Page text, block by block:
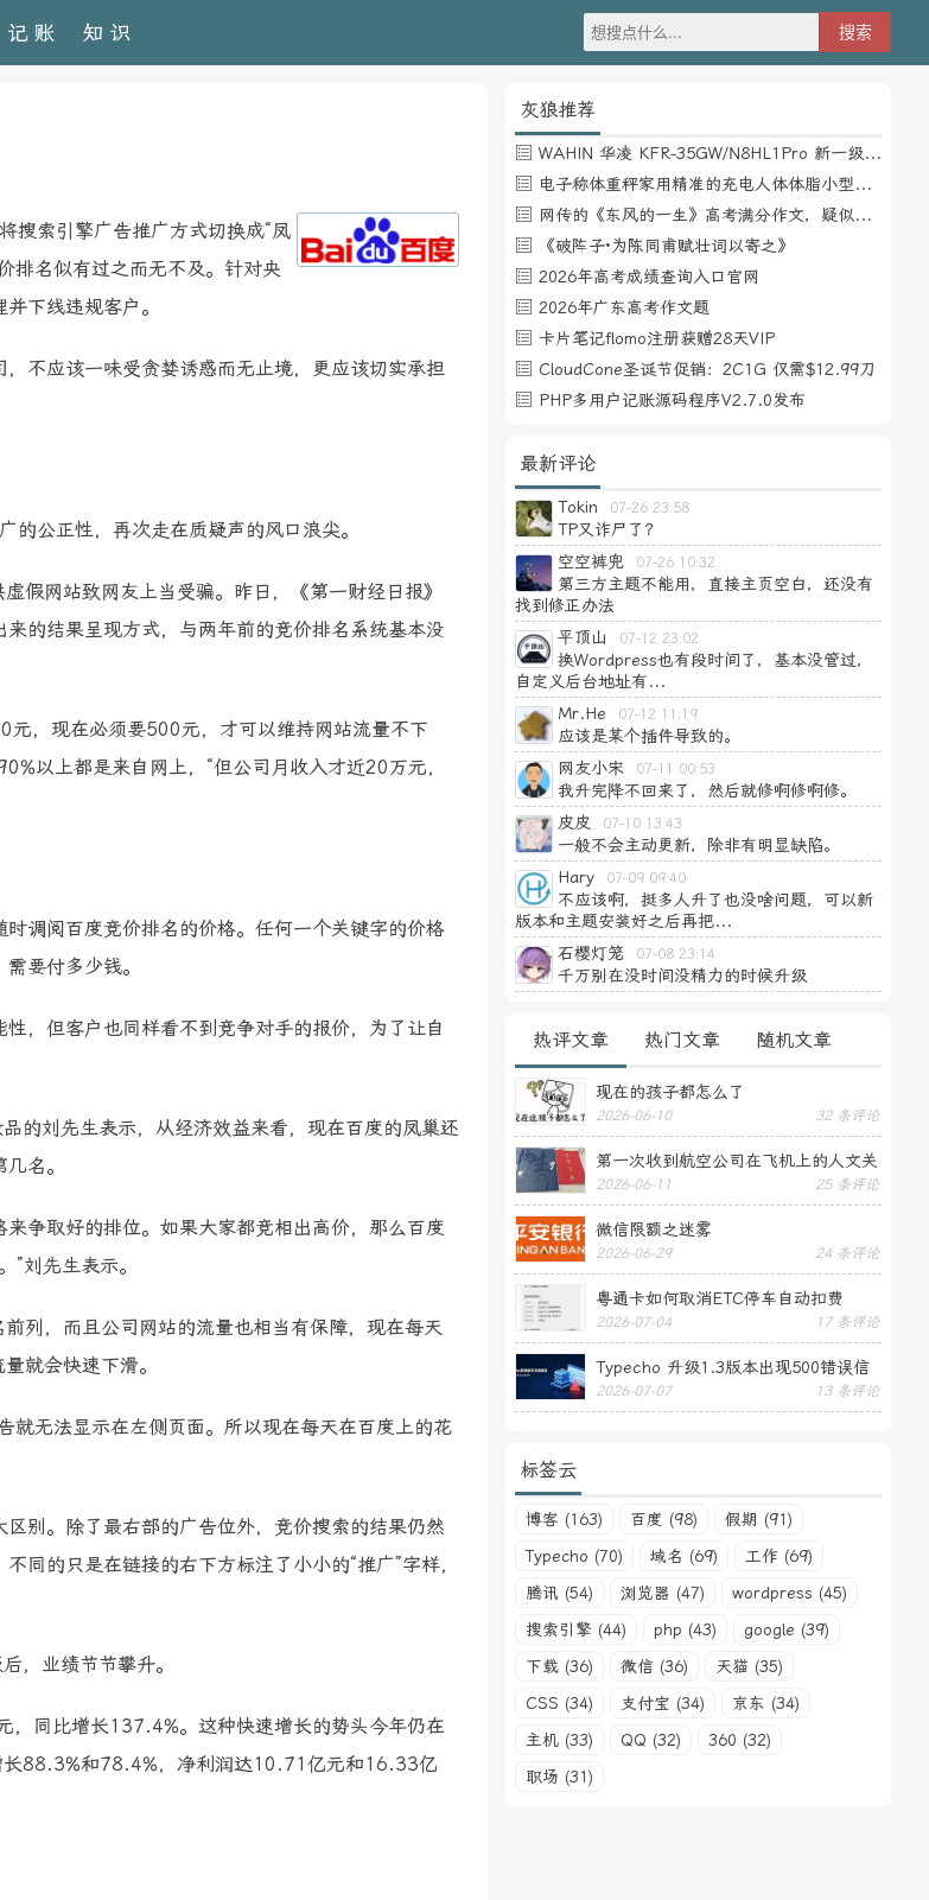
记账 知识
索引擎广告推广方式切换成“凤
排名似有过之而无不及。针对央
下线违规客户。
不应该一味受贪婪诱惑而无止境，更应该切实承担
公正性，再次走在质疑声的风口浪尖。
网站致网友上当受骗。昨日，《第一财经日报》
的结果呈现方式，与两年前的竞价排名系统基本没
，现在必须要500元，才可以维持网站流量不下
以上都是来自网上，“但公司月收入才近20万元，
调阅百度竞价排名的价格。任何一个关键字的价格
要付多少钱。
，但客户也同样看不到竞争对手的报价，为了让自
刘先生表示，从经济效益来看，现在百度的凤巢还
名。
争取好的排位。如果大家都竞相出高价，那么百度
刘先生表示。
，而且公司网站的流量也相当有保障，现在每天
就会快速下滑。
无法显示在左侧页面。所以现在每天在百度上的花
别。除了最右部的广告位外，竞价搜索的结果仍然
同的只是在链接的右下方标注了小小的“推广”字样，
业绩节节攀升。
同比增长137.4%。这种快速增长的势头今年仍在
88.3%和78.4%，净利润达10.71亿元和16.33亿
灰狼推荐
WAHIN 华凌 KFR-35GW/N8HL1Pro 新一级能效 壁挂式空调 1.5匹
电子称体重秤家用精准的充电人体体脂小型称重支持HUAWEI HiLink
网传的《东风的一生》高考满分作文，疑似自媒体或其他渠道炒作
《破阵子·为陈同甫赋壮词以寄之》
2026年高考成绩查询入口官网
2026年广东高考作文题
卡片笔记flomo注册获赠28天VIP
CloudCone圣诞节促销：2C1G 仅需$12.99刀
PHP多用户记账源码程序V2.7.0发布
最新评论
Tokin 07-26 23:58
TP又诈尸了？
空空裤兜
07-26 10:32
第三方主题不能用，直接主页空白，还没有
找到修正办法
平顶山
07-12 23:02
换Wordpress也有段时间了，基本没管过，
自定义后台地址有...
Mr.He
07-12 11:19
应该是某个插件导致的。
网友小宋
07-11 00:53
我升完降不回来了，然后就修啊修啊修。
皮皮
07-10 13:43
一般不会主动更新，除非有明显缺陷。
Hary
07-09 09:40
不应该啊，挺多人升了也没啥问题，可以新
版本和主题安装好之后再把...
石樱灯笼
07-08 23:14
千万别在没时间没精力的时候升级
热评文章 热门文章 随机文章
现在的孩子都怎么了
2026-06-10 32 条评论
第一次收到航空公司在飞机上的人文关
怀——送生日贺卡
2026-06-11 25 条评论
微信限额之迷雾
2026-06-29 24 条评论
粤通卡如何取消ETC停车自动扣费
2026-07-04 17 条评论
Typecho 升级1.3版本出现500错误信
息
2026-07-07 13 条评论
标签云
博客 (163) 百度 (98)
假期 (91)
Typecho (70)
域名 (69)
工作 (69)
腾讯 (54)
浏览器 (47)
wordpress (45)
搜索引擎 (44)
php (43)
google (39)
下载 (36)
微信 (36)
天猫 (35)
CSS (34)
支付宝 (34)
京东 (34)
主机 (33)
QQ (32)
360 (32)
职场 (31)